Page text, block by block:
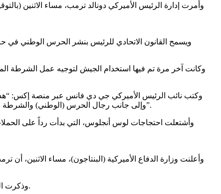
وأمرت إدارة الرئيس الأميركي دونالد ترمب، مساء الاثنين
ويسمح القانون الاتحادي للرئيس بنشر الحرس الوطني في
وكتب نائب الرئيس الأميركي جي دي فانس عبر منصة إكس: “هذه
وإلى جانب رجال الحرس (الوطني) والشرطة المحلية ومشاة البحرية الذين يعيدون النظام، وإلى جانب عملاء إدارة الهجرة والجمارك الذين يطبقون قوانين الهجرة.. لن يتراجع الرئيس ترمب”.
وأشتعلت احتجاجات لوس أنجلوس، التي بدأت رداً على
وذكرت القيادة الشمالية العسكرية الأميركية، في بيان، بتنشيط كتيبة المشاة البحرية (المارينز) التي تم وضعها في حالة تأهب خلال عطلة نهاية الأسبوع.